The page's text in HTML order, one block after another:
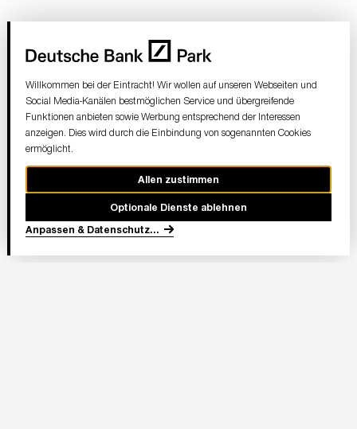
Willkommen bei der Eintracht! Wir wollen auf unseren Webseiten und
Social Media-Kanälen bestmöglichen Service und übergreifende
Funktionen anbieten sowie Werbung entsprechend der Interessen
anzeigen. Dies wird durch die Einbindung von sogenannten Cookies
ermöglicht.
Allen zustimmen
Optionale Dienste ablehnen
Anpassen & Datenschutz...